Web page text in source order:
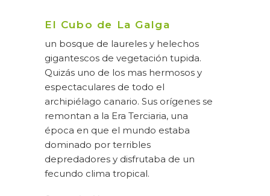
El Cubo de La Galga
un bosque de laureles y helechos
gigantescos de vegetación tupida.
Quizás uno de los mas hermosos y
espectaculares de todo el
archipiélago canario. Sus orígenes se
remontan a la Era Terciaria, una
época en que el mundo estaba
dominado por terribles
depredadores y disfrutaba de un
fecundo clima tropical.